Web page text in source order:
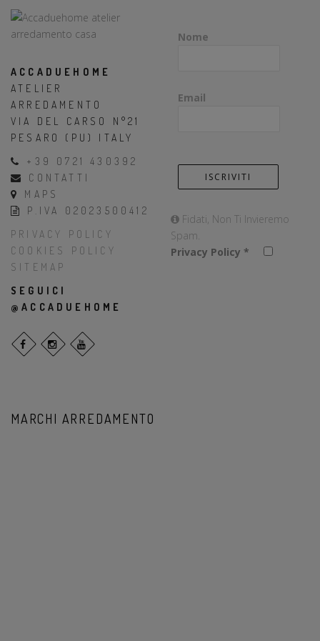
ACCADUEHOME
ATELIER
ARREDAMENTO
VIA DEL CARSO N°21
PESARO (PU) ITALY
+39 0721 430392
CONTATTI
MAPS
P.IVA 02023500412
PRIVACY POLICY
COOKIES POLICY
SITEMAP
SEGUICI
@ACCADUEHOME
Nome
Email
Fidati, Non Ti Invieremo
Spam.
Privacy Policy *
MARCHI ARREDAMENTO